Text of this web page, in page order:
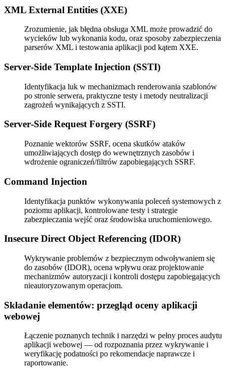
XML External Entities (XXE)
Zrozumienie, jak błędna obsługa XML może prowadzić do
wycieków lub wykonania kodu, oraz sposoby zabezpieczenia
parserów XML i testowania aplikacji pod kątem XXE.
Server‑Side Template Injection (SSTI)
Identyfikacja luk w mechanizmach renderowania szablonów
po stronie serwera, praktyczne testy i metody neutralizacji
zagrożeń wynikających z SSTI.
Server‑Side Request Forgery (SSRF)
Poznanie wektorów SSRF, ocena skutków ataków
umożliwiających dostęp do wewnętrznych zasobów i
wdrożenie ograniczeń/filtrów zapobiegających SSRF.
Command Injection
Identyfikacja punktów wykonywania poleceń systemowych z
poziomu aplikacji, kontrolowane testy i strategie
zabezpieczania wejść oraz środowiska uruchomieniowego.
Insecure Direct Object Referencing (IDOR)
Wykrywanie problemów z bezpiecznym odwoływaniem się
do zasobów (IDOR), ocena wpływu oraz projektowanie
mechanizmów autoryzacji i kontroli dostępu zapobiegających
nieautoryzowanym operacjom.
Składanie elementów: przegląd oceny aplikacji
webowej
Łączenie poznanych technik i narzędzi w pełny proces audytu
aplikacji webowej — od rozpoznania przez wykrywanie i
weryfikację podatności po rekomendacje naprawcze i
raportowanie.